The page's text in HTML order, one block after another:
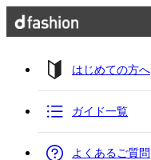
はじめての方へ
ガイド一覧
よくあるご質問